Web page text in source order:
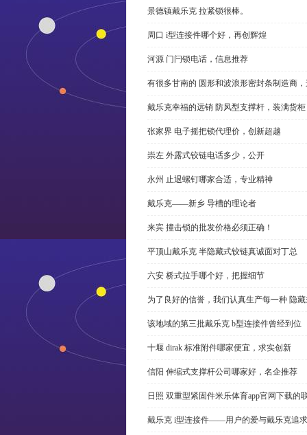
景德镇戴乐克 拉紧锁很棒。
周口 i型连接件哪个好，再创辉煌
河源 门闩锁电话，信息推荐
有很多甘南的 圆形和波浪形密封条制造商
戴乐克幸福的远销 防风型支撑杆，装满货柜
张家界 电子摇把锁代理价，创新超越
崇左 外露式铰链电话多少，公开
永州 止退螺钉哪家合适，专业精神
戴乐克——新乡 导槽的理论者
来宾 撞击锁的批发价格必须正确！
平顶山戴乐克 半隐藏式铰链真诚面对丁总
六安 桥式拉手哪个好，把握细节
为了良好的信誉，我们认真生产每一种 隐
该地域的第三批戴乐克 b型连接件曾经到位
十堰 dirak 标准附件哪家便宜，求实创新
信阳 伸缩式支撑杆公司哪家好，名企推荐
日照 双重型紧固件米乐体育app官网下载的
戴乐克 i型连接件——用户的爱与戴乐克追求